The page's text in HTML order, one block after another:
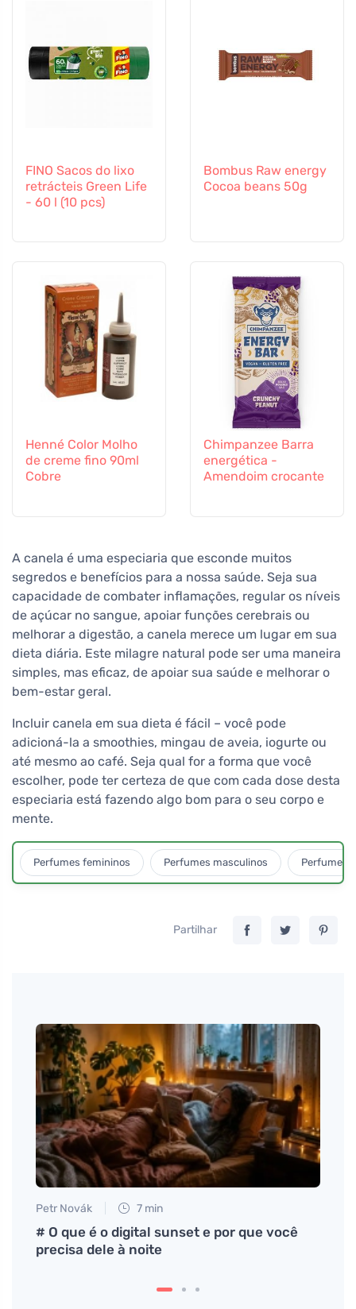
FINO Sacos do lixo
retrácteis Green Life
- 60 l (10 pcs)
Bombus Raw energy
Cocoa beans 50g
Henné Color Molho
de creme fino 90ml
Cobre
Chimpanzee Barra
energética -
Amendoim crocante
A canela é uma especiaria que esconde muitos
segredos e benefícios para a nossa saúde. Seja sua
capacidade de combater inflamações, regular os níveis
de açúcar no sangue, apoiar funções cerebrais ou
melhorar a digestão, a canela merece um lugar em sua
dieta diária. Este milagre natural pode ser uma maneira
simples, mas eficaz, de apoiar sua saúde e melhorar o
bem-estar geral.
Incluir canela em sua dieta é fácil – você pode
adicioná-la a smoothies, mingau de aveia, iogurte ou
até mesmo ao café. Seja qual for a forma que você
escolher, pode ter certeza de que com cada dose desta
especiaria está fazendo algo bom para o seu corpo e
mente.
Perfumes femininos Perfumes masculinos Perfumes
Partilhar
Petr Novák 7 min
# O que é o digital sunset e por que você
precisa dele à noite